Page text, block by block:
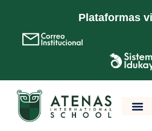
Plataformas